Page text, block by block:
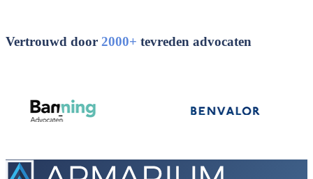
Vertrouwd door 2000+ tevreden advocaten